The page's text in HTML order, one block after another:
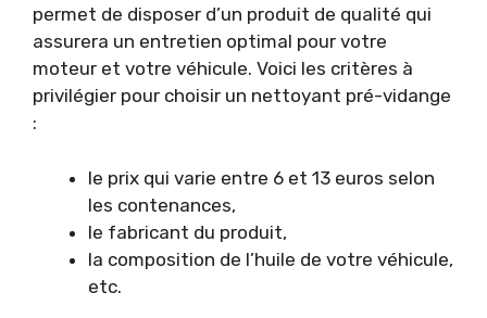
permet de disposer d’un produit de qualité qui
assurera un entretien optimal pour votre
moteur et votre véhicule. Voici les critères à
privilégier pour choisir un nettoyant pré-vidange
:
le prix qui varie entre 6 et 13 euros selon
les contenances,
le fabricant du produit,
la composition de l’huile de votre véhicule,
etc.